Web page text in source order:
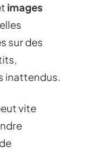
images
sur des
inattendus.
vite